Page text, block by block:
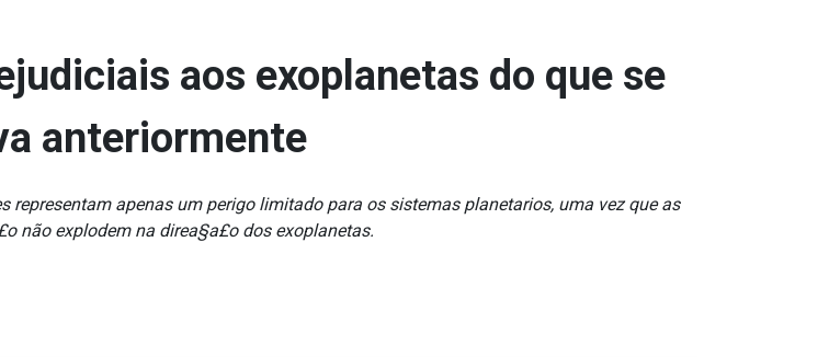
aos exoplanetas do que se
anteriormente
representam apenas um perigo limitado para os sistemas planetarios, uma vez que as
não explodem na direa§a£o dos exoplanetas.